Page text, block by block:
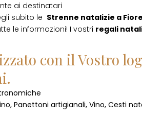
ai destinatari
subito le Strenne natalizie a
le informazioni! I vostri regali
con il Vostro
Panettoni artigianali, Vino, Cesti